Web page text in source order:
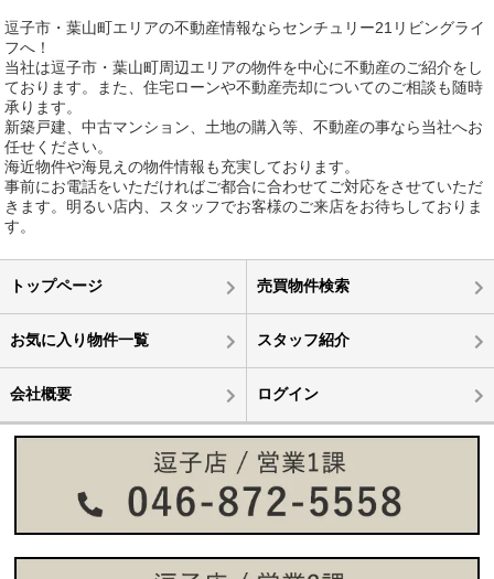
逗子市・葉山町エリアの不動産情報ならセンチュリー21リビングライ
フへ！
当社は逗子市・葉山町周辺エリアの物件を中心に不動産のご紹介をし
ております。また、住宅ローンや不動産売却についてのご相談も随時
承ります。
新築戸建、中古マンション、土地の購入等、不動産の事なら当社へお
任せください。
海近物件や海見えの物件情報も充実しております。
事前にお電話をいただければご都合に合わせてご対応をさせていただ
きます。明るい店内、スタッフでお客様のご来店をお待ちしておりま
す。
トップページ 売買物件検索
お気に入り物件一覧 スタッフ紹介
会社概要 ログイン